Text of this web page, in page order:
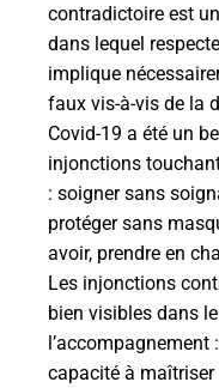
contradictoire est
dans lequel
implique
faux vis-à-vis de la
Covid-19 a été un
injonctions
: soigner sans
protéger sans
avoir, prendre en
Les injonctions
bien visibles dans
capacité à